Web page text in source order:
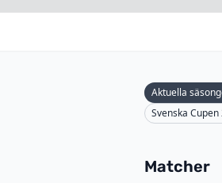
Aktuella
Svenska
Matcher